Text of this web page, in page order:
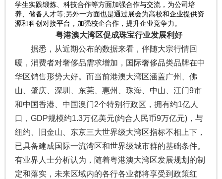
学生实践锻炼、科技合作等方面加强合作与交流，为公司培
养、储备人才等;另外一方面也是通过展会为高校和企业提供资
源和科创对接平台，加强校企合作，提升企业竞争力。
粤港澳大湾区促成珠宝行业发展利好
据悉，从近期公布的数据来看，伴随大宗行情回
暖，消费者对奢侈品需求增加，国际奢侈品类品牌在中
华区销售形势大好。而当前港澳大湾区涵盖广州、佛
山、肇庆、深圳、东莞、惠州、珠海、中山、江门9市
和中国香港、中国澳门2个特别行政区，拥有约1亿人
口，GDP规模约1.3万亿美元(约合人民币9万亿元)，与
纽约、旧金山、东京三大世界级大湾区指标不相上下，
已具备建成国际一流湾区和世界级城市群的基础条件。
有业界人士分析认为，随着粤港澳大湾区发展规划的制
定和落实，未来区域内的各行各业都将享受到政策红